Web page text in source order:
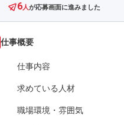
6人が応募画面に進みました
仕事概要
仕事内容
求めている人材
職場環境・雰囲気